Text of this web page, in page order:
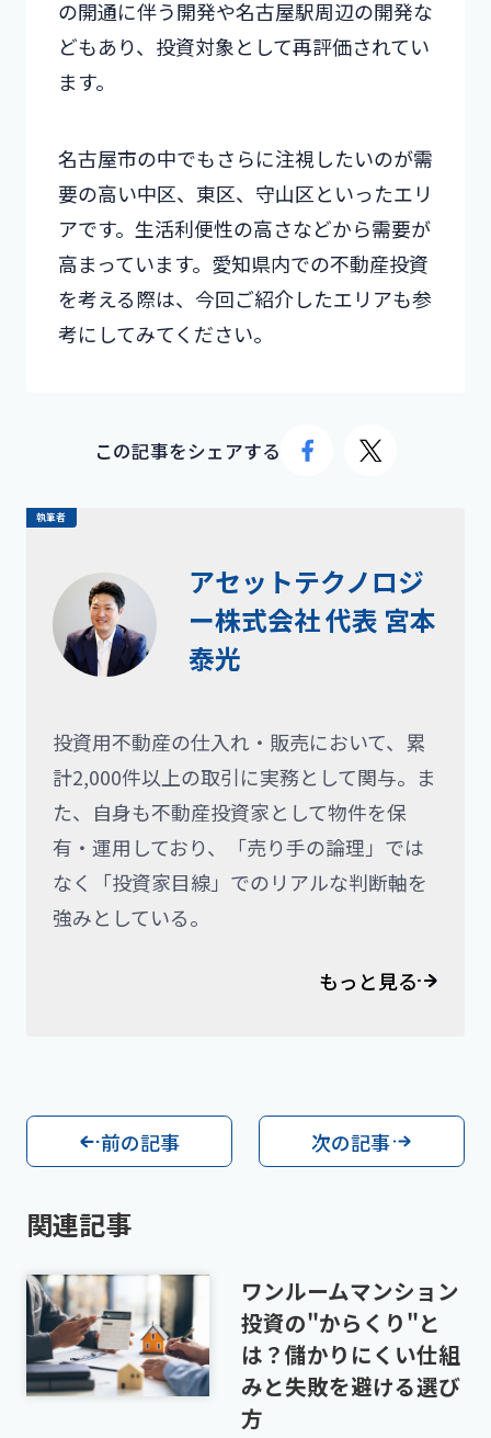
の開通に伴う開発や名古屋駅周辺の開発な
どもあり、投資対象として再評価されてい
ます。
名古屋市の中でもさらに注視したいのが需
要の高い中区、東区、守山区といったエリ
アです。生活利便性の高さなどから需要が
高まっています。愛知県内での不動産投資
を考える際は、今回ご紹介したエリアも参
考にしてみてください。
この記事をシェアする
執筆者
アセットテクノロジ
ー株式会社 代表 宮本
泰光
投資用不動産の仕入れ・販売において、累
計2,000件以上の取引に実務として関与。ま
た、自身も不動産投資家として物件を保
有・運用しており、「売り手の論理」では
なく「投資家目線」でのリアルな判断軸を
強みとしている。
もっと見る
前の記事 次の記事
関連記事
ワンルームマンション
投資の"からくり"と
は？儲かりにくい仕組
みと失敗を避ける選び
方